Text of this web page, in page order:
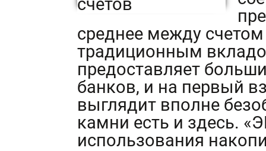
среднее между
традиционным
предоставляет
банков, и на первый
выглядит вполне
камни есть и здесь.
использования